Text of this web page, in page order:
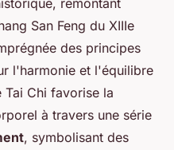
San Feng du XIIIe
des principes
l'harmonie et l'équilibre
Chi favorise la
à travers une série
, symbolisant des